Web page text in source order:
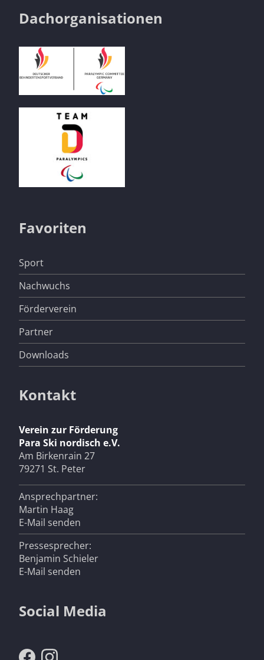
Dachorganisationen
Favoriten
Navigation
überspringen
Sport
Nachwuchs
Förderverein
Partner
Downloads
Kontakt
Verein zur Förderung
Para Ski nordisch e.V.
Am Birkenrain 27
79271 St. Peter
Ansprechpartner:
Martin Haag
E-Mail senden
Pressesprecher:
Benjamin Schieler
E-Mail senden
Social Media